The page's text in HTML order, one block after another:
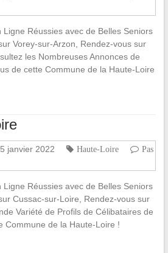
Réussies avec de Belles Seniors
Vorey-sur-Arzon, Rendez-vous sur
les Nombreuses Annonces de
de cette Commune de la Haute-Loire
5 janvier 2022 Haute-Loire
Pas
Réussies avec de Belles Seniors
Cussac-sur-Loire, Rendez-vous sur
Variété de Profils de Célibataires de
Commune de la Haute-Loire !